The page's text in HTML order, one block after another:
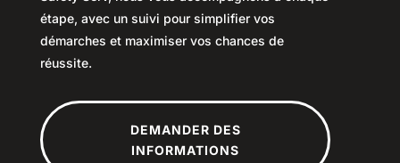
étape, avec un suivi pour simplifier vos
démarches et maximiser vos chances de
réussite.
DEMANDER DES
INFORMATIONS